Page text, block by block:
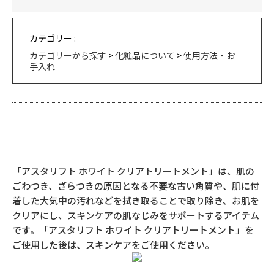
カテゴリー :
カテゴリーから探す >化粧品について >使用方法・お
手入れ
「アスタリフト ホワイト クリアトリートメント」は、肌の
ごわつき、ざらつきの原因となる不要な古い角質や、肌に付
着した大気中の汚れなどを拭き取ることで取り除き、お肌を
クリアにし、スキンケアの肌なじみをサポートするアイテム
です。「アスタリフト ホワイト クリアトリートメント」を
ご使用した後は、スキンケアをご使用ください。